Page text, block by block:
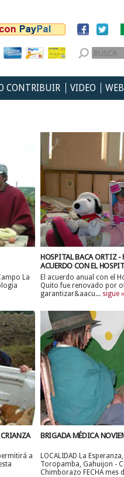
CONTRIBUIR VIDEO
La
HOSPITAL BACA ORTIZ -
ACUERDO CON EL
El acuerdo anual con el
Quito fue renovado por
garantizar&aacu... sigue »
a
BRIGADA MÉDICA
LOCALIDAD La
Toropamba, Gahuijon -
Chimborazo FECHA mes